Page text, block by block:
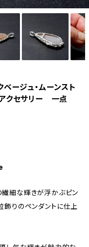
ージュ・ムーンスト
クセサリー 一点
繊細な輝きが浮かぶピン
飾りのペンダントに仕上